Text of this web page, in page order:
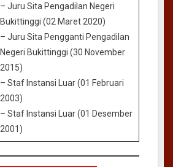
– Juru Sita Pengadilan Negeri
Bukittinggi (02 Maret 2020)
– Juru Sita Pengganti Pengadilan
Negeri Bukittinggi (30 November
2015)
– Staf Instansi Luar (01 Februari
2003)
– Staf Instansi Luar (01 Desember
2001)